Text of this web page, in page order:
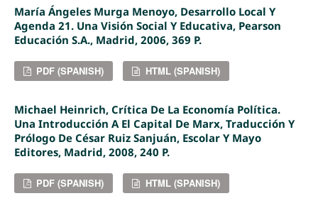
María Ángeles Murga Menoyo, Desarrollo Local Y
Agenda 21. Una Visión Social Y Educativa, Pearson
Educación S.A., Madrid, 2006, 369 P.
PDF (SPANISH) HTML (SPANISH)
Michael Heinrich, Crítica De La Economía Política.
Una Introducción A El Capital De Marx, Traducción Y
Prólogo De César Ruiz Sanjuán, Escolar Y Mayo
Editores, Madrid, 2008, 240 P.
PDF (SPANISH) HTML (SPANISH)